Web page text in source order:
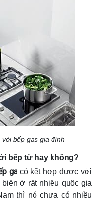
bếp gas gia đình
bếp từ hay không?
gacó kết hợp được với
ở rất nhiều quốc gia
thì nó chưa có nhiều